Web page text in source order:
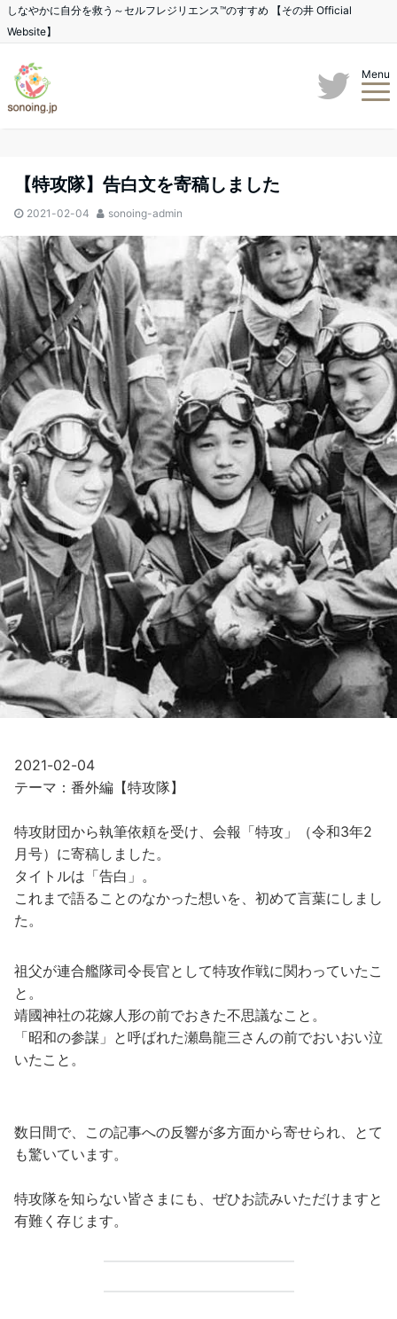
しなやかに自分を救う～セルフレジリエンス™のすすめ 【その井 Official
Website】
Menu
【特攻隊】告白文を寄稿しました
2021-02-04 sonoing-admin
2021-02-04
テーマ：番外編【特攻隊】
特攻財団から執筆依頼を受け、会報「特攻」（令和3年2
月号）に寄稿しました。
タイトルは「告白」。
これまで語ることのなかった想いを、初めて言葉にしまし
た。
祖父が連合艦隊司令長官として特攻作戦に関わっていたこ
と。
靖國神社の花嫁人形の前でおきた不思議なこと。
「昭和の参謀」と呼ばれた瀬島龍三さんの前でおいおい泣
いたこと。
数日間で、この記事への反響が多方面から寄せられ、とて
も驚いています。
特攻隊を知らない皆さまにも、ぜひお読みいただけますと
有難く存じます。